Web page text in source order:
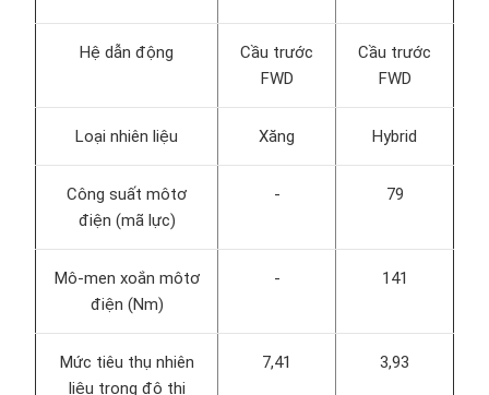
Hệ dẫn động
Cầu trước
FWD
Cầu trước
FWD
Loại nhiên liệu Xăng Hybrid
Công suất môtơ
điện (mã lực)
- 79
Mô-men xoắn môtơ
điện (Nm)
- 141
Mức tiêu thụ nhiên
liệu trong đô thị
7,41 3,93